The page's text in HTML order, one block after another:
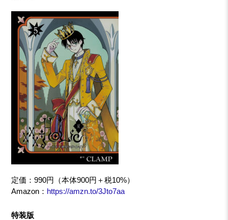
定価：990円（本体900円＋税10%）
Amazon： https://amzn.to/3Jto7aa
特装版